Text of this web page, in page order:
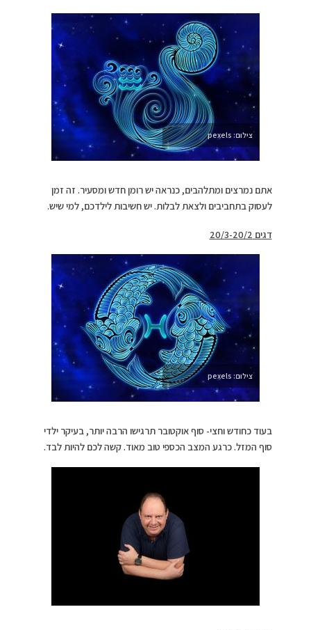
צילום: pexels
אתם נמרצים ומתלהבים, כנראה יש רומן חדש ומסעיר. זה זמן
לעסוק בתחביבים ולצאת לבלות. יש חשיבות לילדכם, למי שיש.
דגים 20/3-20/2
צילום: pexels
בעוד כחודש וחצי- סוף אוקטובר תרגישו הרבה יותר, בעיקר ילדי
סוף המזל. כרגע המצב הכספי טוב מאוד. קשה לכם להיות לבד.